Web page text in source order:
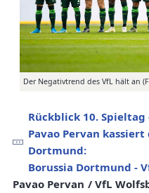
Der Negativtrend des VfL hält an
Rückblick 10. Spieltag
Pavao Pervan
Dortmund:
Borussia Dortmund -
Pavao Pervan / VfL